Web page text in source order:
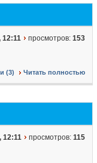
12:11 просмотров: 153
(3) Читать полностью
12:11 просмотров: 115